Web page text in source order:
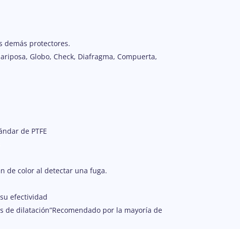
demás protectores.
Globo, Check, Diafragma, Compuerta,
de PTFE
de color al detectar una fuga.
efectividad
dilatación”Recomendado por la mayoría de